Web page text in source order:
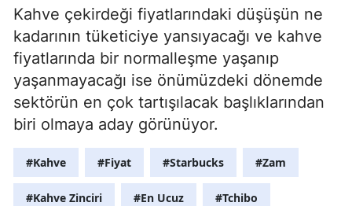
Kahve çekirdeği fiyatlarındaki düşüşün ne
kadarının tüketiciye yansıyacağı ve kahve
fiyatlarında bir normalleşme yaşanıp
yaşanmayacağı ise önümüzdeki dönemde
sektörün en çok tartışılacak başlıklarından
biri olmaya aday görünüyor.
#Kahve #Fiyat #Starbucks #Zam
#Kahve Zinciri #En Ucuz #Tchibo